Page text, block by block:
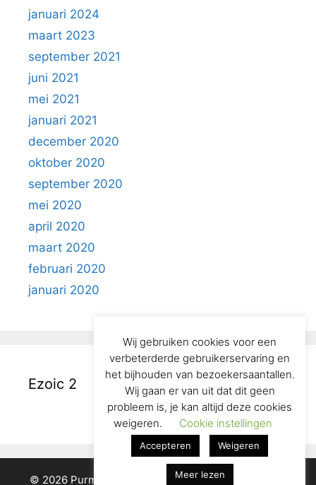
januari 2024
maart 2023
september 2021
juni 2021
mei 2021
januari 2021
december 2020
oktober 2020
september 2020
mei 2020
april 2020
maart 2020
februari 2020
januari 2020
Ezoic 2
© 2026 Purmerend in het Verleden• Gebouwd met
Wij gebruiken cookies voor een
verbeterderde gebruikerservaring en
het bijhouden van bezoekersaantallen.
Wij gaan er van uit dat dit geen
probleem is, je kan altijd deze cookies
weigeren.
Cookie instellingen
Accepteren Weigeren
Meer lezen